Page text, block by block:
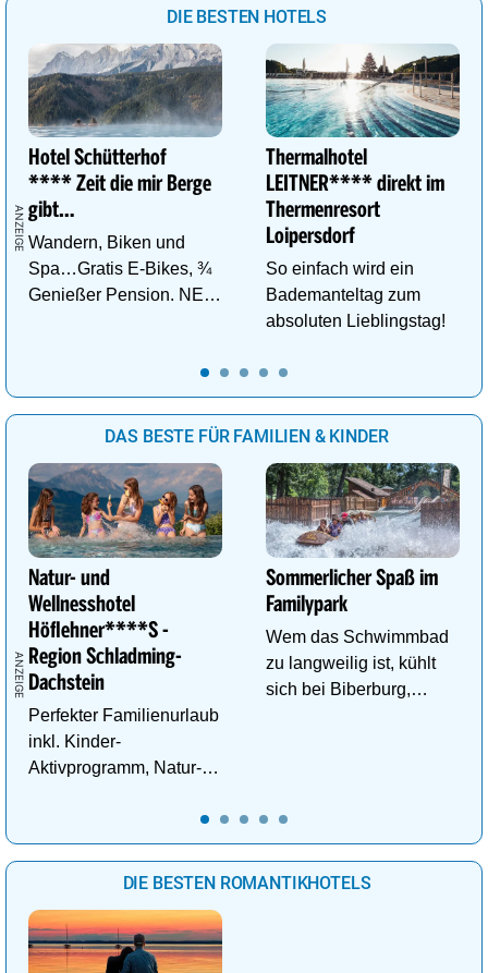
DIE BESTEN HOTELS
Hotel Schütterhof
**** Zeit die mir Berge
gibt…
Wandern, Biken und
Spa…Gratis E-Bikes, ¾
Genießer Pension. NEU:
Thermalhotel
LEITNER**** direkt im
Thermenresort
Loipersdorf
So einfach wird ein
Bademanteltag zum
absoluten Lieblingstag!
DAS BESTE FÜR FAMILIEN & KINDER
Natur- und
Wellnesshotel
Höflehner****S -
Region Schladming-
Dachstein
Perfekter Familienurlaub
inkl. Kinder-
Aktivprogramm, Natur-
uvm.
Sommerlicher Spaß im
Familypark
Wem das Schwimmbad
zu langweilig ist, kühlt
sich bei Biberburg,
DIE BESTEN ROMANTIKHOTELS